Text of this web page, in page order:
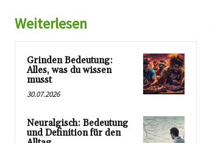
Weiterlesen
Grinden Bedeutung:
Alles, was du wissen
musst
30.07.2026
Neuralgisch: Bedeutung
und Definition für den